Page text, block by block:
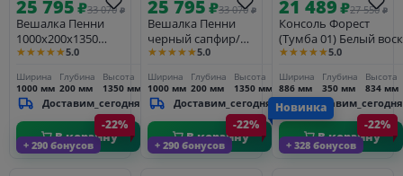
25 795₽33 070 ₽
Вешалка Пенни
1000х200х1350
изумруд/антик 24
★★★★★5.0
Ширина
1000 мм
Глубина
200 мм
Высота
1350 мм
Доставим_сегодня
В корзину
25 795₽33 070 ₽
Вешалка Пенни
черный сапфир/
антик 24
★★★★★5.0
Ширина
1000 мм
Глубина
200 мм
Высота
1350 мм
Доставим_сегодня
В корзину
21 489₽27 550 ₽
Консоль Форест
(Тумба 01) Белый воск
★★★★★5.0
Ширина
886 мм
Глубина
350 мм
Высота
834 мм
Доставим_сегодня
В корзину
+ 290 бонусов
-22%
+ 290 бонусов
-22%
+ 328 бонусов
Новинка
-22%